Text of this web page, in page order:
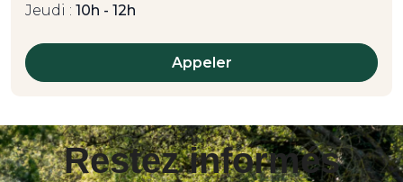
Jeudi : 10h - 12h
Appeler
Restez informés